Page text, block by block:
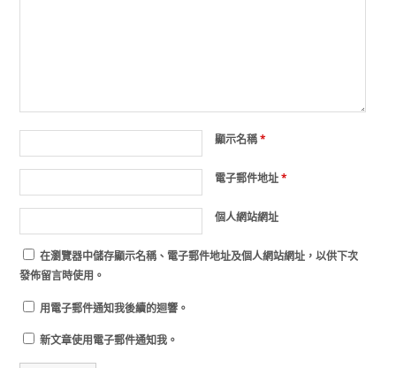
顯示名稱*
電子郵件地址*
個人網站網址
在瀏覽器中儲存顯示名稱、電子郵件地址及個人網站網址，以供下次
發佈留言時使用。
用電子郵件通知我後續的迴響。
新文章使用電子郵件通知我。